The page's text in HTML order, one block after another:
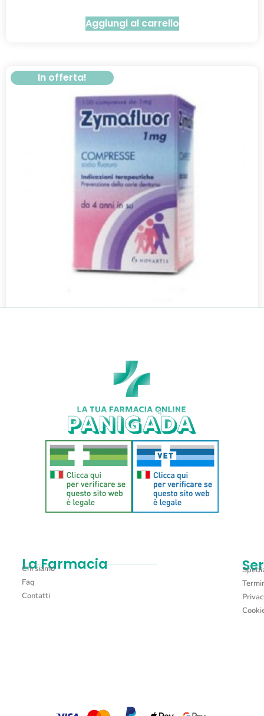
Aggiungi al carrello
In offerta!
Aggiungi al carrello
La Farmacia
Chi siamo
Faq
Contatti